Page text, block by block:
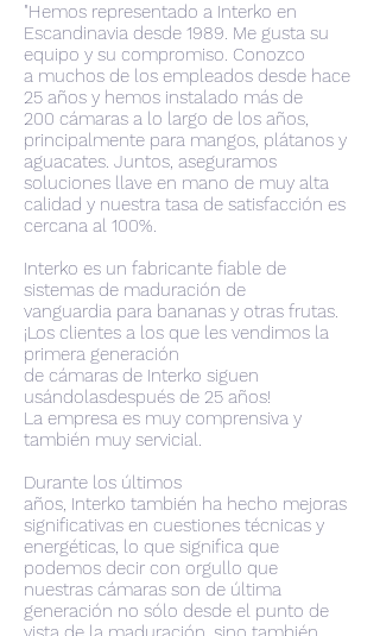
"Hemos representado a Interko en
Escandinavia desde 1989. Me gusta su
equipo y su compromiso. Conozco
a muchos de los empleados desde hace
25 años y hemos instalado más de
200 cámaras a lo largo de los años,
principalmente para mangos, plátanos y
aguacates. Juntos, aseguramos
soluciones llave en mano de muy alta
calidad y nuestra tasa de satisfacción es
cercana al 100%.
Interko es un fabricante fiable de
sistemas de maduración de
vanguardia para bananas y otras frutas.
¡Los clientes a los que les vendimos la
primera generación
de cámaras de Interko siguen
usándolasdespués de 25 años!
La empresa es muy comprensiva y
también muy servicial.
Durante los últimos
años, Interko también ha hecho mejoras
significativas en cuestiones técnicas y
energéticas, lo que significa que
podemos decir con orgullo que
nuestras cámaras son de última
generación no sólo desde el punto de